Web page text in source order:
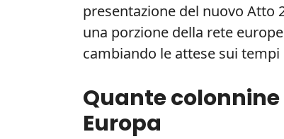
presentazione del nuovo
una porzione della rete
cambiando le attese sui
Quante
Europa